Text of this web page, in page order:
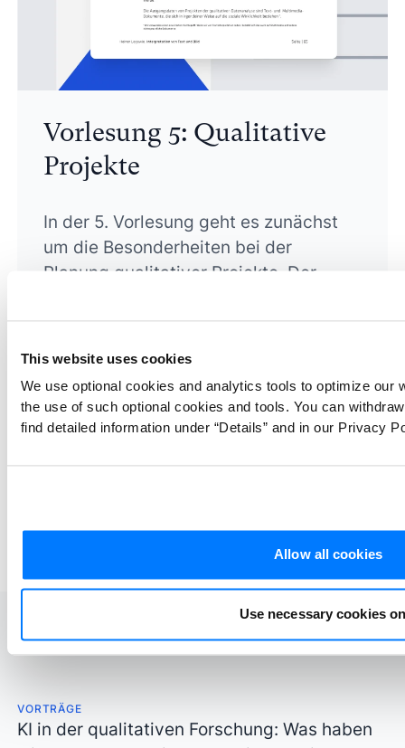
This website uses cookies
We use optional cookies and analytics tools to optimize our
the use of such optional cookies and tools. You can
find detailed information under “Details” and in our Privacy
Allow all cookies
Use necessary cookies
Vorlesung 5: Qualitative
Projekte
In der 5. Vorlesung geht es zunächst
um die Besonderheiten bei der
Planung qualitativer Projekte. Der
des Arbeitsplatzes für die
hermeneutische Interpretation in ein
ATLAS.ti. Abschließend werden Sie
eingeführt in die Grounded Theory
Weitere Inhalte erforschen
VORTRÄGE
KI in der qualitativen Forschung: Was haben